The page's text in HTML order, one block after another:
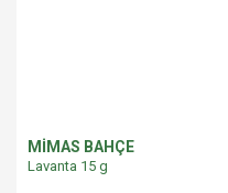
MİMAS BAHÇE
Lavanta 15 g